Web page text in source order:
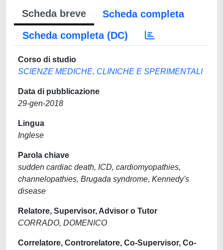
Scheda breve
Scheda completa
Scheda completa (DC)
Corso di studio
SCIENZE MEDICHE, CLINICHE E SPERIMENTALI
Data di pubblicazione
29-gen-2018
Lingua
Inglese
Parola chiave
sudden cardiac death, ICD, cardiomyopathies,
channelopathies, Brugada syndrome, Kennedy's
disease
Relatore, Supervisor, Advisor o Tutor
CORRADO, DOMENICO
Correlatore, Controrelatore, Co-Supervisor, Co-